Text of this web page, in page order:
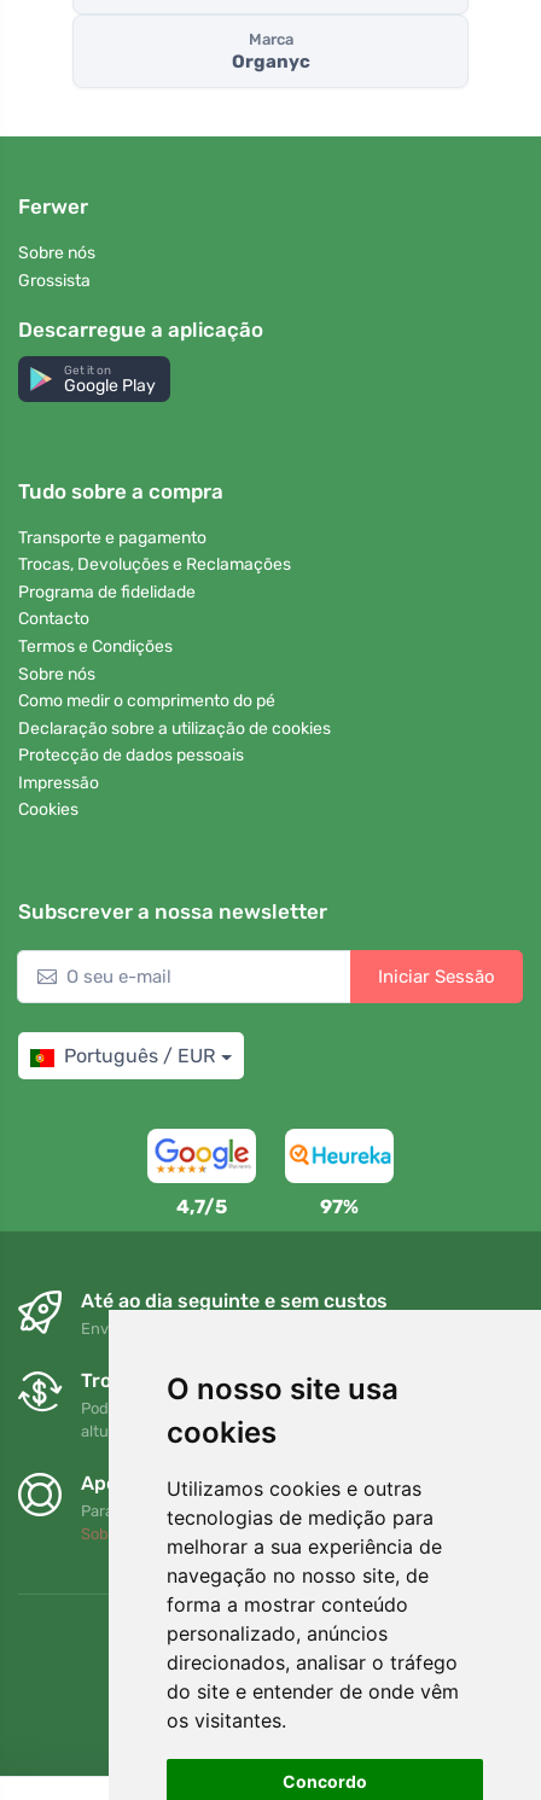
O nosso site usa
cookies
Utilizamos cookies e outras
tecnologias de medição para
melhorar a sua experiência de
navegação no nosso site, de
forma a mostrar conteúdo
personalizado, anúncios
direcionados, analisar o tráfego
do site e entender de onde vêm
os visitantes.
Concordo
Marca
Organyc
Ferwer
Sobre nós
Grossista
Descarregue a aplicação
Get it on
Google Play
Tudo sobre a compra
Transporte e pagamento
Trocas, Devoluções e Reclamações
Programa de fidelidade
Contacto
Termos e Condições
Sobre nós
Como medir o comprimento do pé
Declaração sobre a utilização de cookies
Protecção de dados pessoais
Impressão
Cookies
Subscrever a nossa newsletter
Iniciar Sessão
Português / EUR
4,7/5 97%
Até ao dia seguinte e sem custos
Envio gratuito para encomendas superiores a 80 EUR
Trocas e devoluções gratuitas
Pode devolver ou trocar a sua encomenda em qualquer
altura no prazo de 90 dias
Apoiamos a Trees.org
Para cada encomenda plantamos uma árvore! Leia mais
Sobre nós